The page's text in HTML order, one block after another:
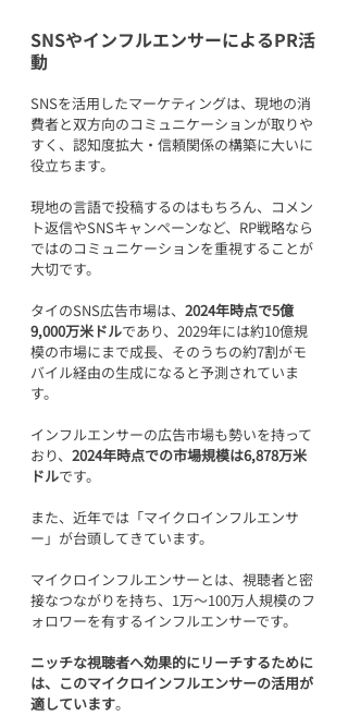
SNSやインフルエンサーによるPR活
動
SNSを活用したマーケティングは、現地の消
費者と双方向のコミュニケーションが取りや
すく、認知度拡大・信頼関係の構築に大いに
役立ちます。
現地の言語で投稿するのはもちろん、コメン
ト返信やSNSキャンペーンなど、RP戦略なら
ではのコミュニケーションを重視することが
大切です。
タイのSNS広告市場は、 2024年時点で5億
9,000万米ドルであり、2029年には約10億規
模の市場にまで成長、そのうちの約7割がモ
バイル経由の生成になると予測されていま
す。
インフルエンサーの広告市場も勢いを持って
おり、 2024年時点での市場規模は6,878万米
ドルです。
また、 近年では「マイクロインフルエンサ
ー」が台頭してきています。
マイクロインフルエンサーとは、視聴者と密
接なつながりを持ち、1万～100万人規模のフ
ォロワーを有するインフルエンサーです。
ニッチな視聴者へ効果的にリーチするために
は、このマイクロインフルエンサーの活用が
適しています。